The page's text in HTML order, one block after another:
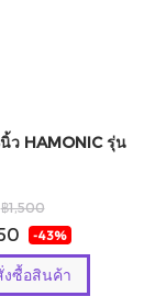
ว HAMONIC รุ่น
฿1,500
-43%
งซื้อสินค้า